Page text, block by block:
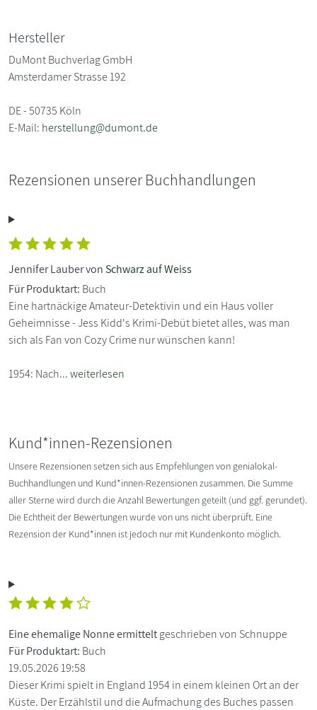
Hersteller
DuMont Buchverlag GmbH
Amsterdamer Strasse 192
DE - 50735 Köln
E-Mail: herstellung@dumont.de
Rezensionen unserer Buchhandlungen
Jennifer Lauber von Schwarz auf Weiss
Für Produktart: Buch
Eine hartnäckige Amateur-Detektivin und ein Haus voller
Geheimnisse - Jess Kidd's Krimi-Debüt bietet alles, was man
sich als Fan von Cozy Crime nur wünschen kann!
1954: Nach...weiterlesen
Kund*innen-Rezensionen
Unsere Rezensionen setzen sich aus Empfehlungen von genialokal-
Buchhandlungen und Kund*innen-Rezensionen zusammen. Die Summe
aller Sterne wird durch die Anzahl Bewertungen geteilt (und ggf. gerundet).
Die Echtheit der Bewertungen wurde von uns nicht überprüft. Eine
Rezension der Kund*innen ist jedoch nur mit Kundenkonto möglich.
Eine ehemalige Nonne ermitteltgeschrieben von Schnuppe
Für Produktart: Buch
19.05.2026 19:58
Dieser Krimi spielt in England 1954 in einem kleinen Ort an der
Küste. Der Erzählstil und die Aufmachung des Buches passen